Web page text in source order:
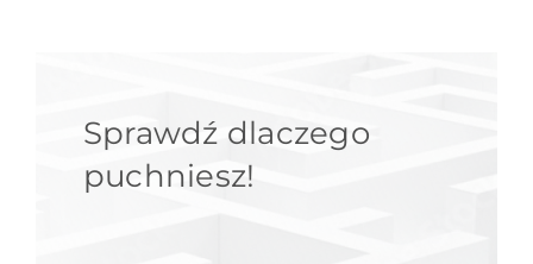
Sprawdź dlaczego
puchniesz!